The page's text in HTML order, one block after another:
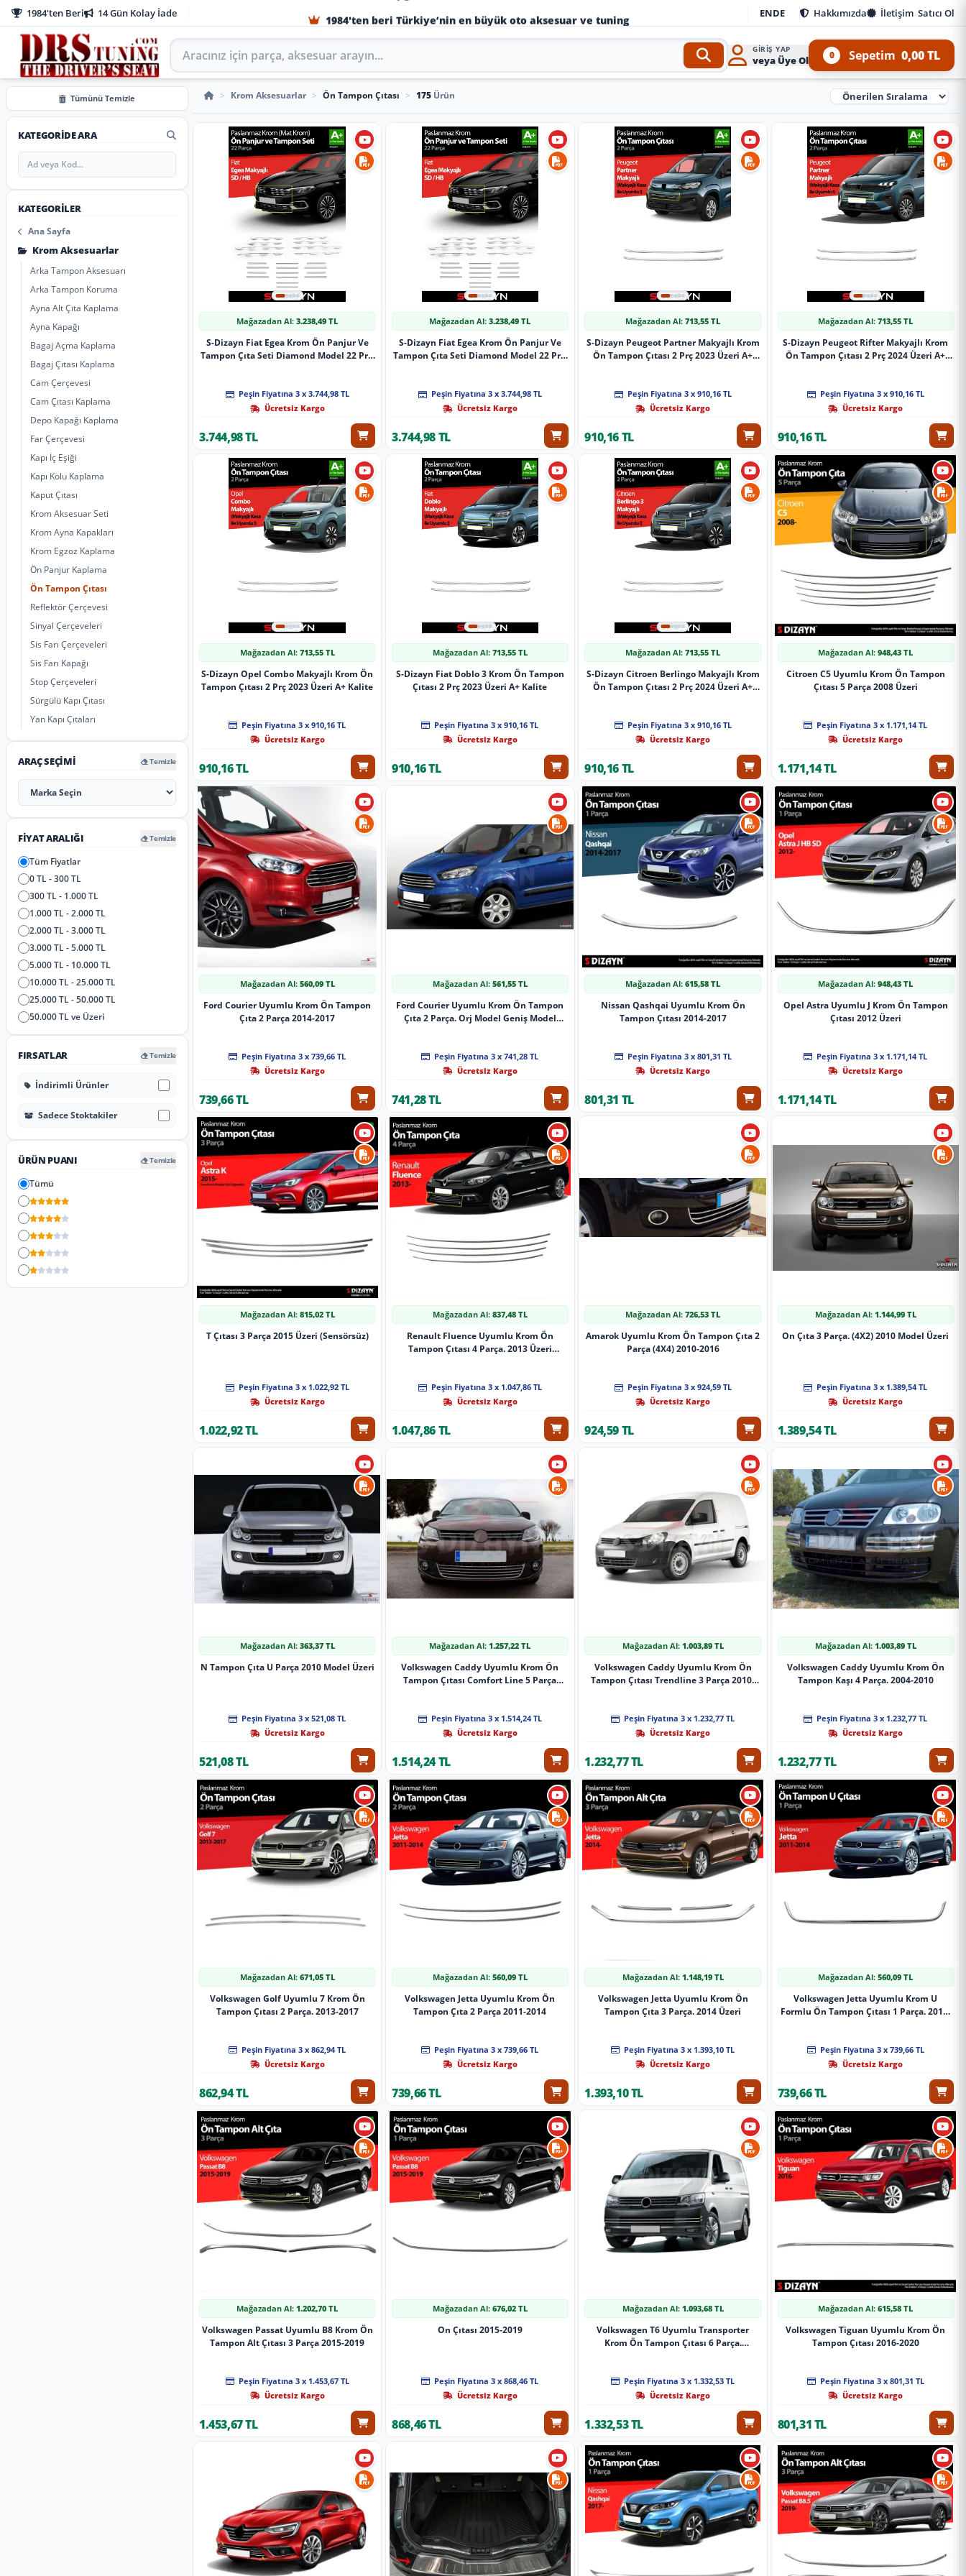
1984'ten Beri 14 Gün Kolay İade 1984'ten beri Türkiye’nin en büyük oto aksesuar ve tuning ENDE Hakkımızda İletişim Satıcı Ol
Aracınız için parça arayın
GIRIŞ YAP
veya Üye Ol 0 Sepetim 0,00 TL
Tümünü Temizle
KATEGORIDE ARA
KATEGORILER
Ana Sayfa
Krom Aksesuarlar
Arka Tampon Aksesuarı
Arka Tampon Koruma
Ayna Alt Çıta Kaplama
Ayna Kapağı
Bagaj Açma Kaplama
Bagaj Çıtası Kaplama
Cam Çerçevesi
Cam Çıtası Kaplama
Depo Kapağı Kaplama
Far Çerçevesi
Kapı İç Eşiği
Kapı Kolu Kaplama
Kaput Çıtası
Krom Aksesuar Seti
Krom Ayna Kapakları
Krom Egzoz Kaplama
Ön Panjur Kaplama
Ön Tampon Çıtası
Reflektör Çerçevesi
Sinyal Çerçeveleri
Sis Farı Çerçeveleri
Sis Farı Kapağı
Stop Çerçeveleri
Sürgülü Kapı Çıtası
Yan Kapı Çıtaları
ARAÇ SEÇIMI Temizle
FIYAT ARALIĞI Temizle
Tüm Fiyatlar
0 TL - 300 TL
300 TL - 1.000 TL
1.000 TL - 2.000 TL
2.000 TL - 3.000 TL
3.000 TL - 5.000 TL
5.000 TL - 10.000 TL
10.000 TL - 25.000 TL
25.000 TL - 50.000 TL
50.000 TL ve Üzeri
FIRSATLAR Temizle
İndirimli Ürünler
Sadece Stoktakiler
ÜRÜN PUANI Temizle
Tümü
5 Yıldız
4 Yıldız
3 Yıldız
2 Yıldız
1 Yıldız
> Krom Aksesuarlar > Ön Tampon Çıtası > 175 Ürün Ürünleri Sırala
Mağazadan Al:3.238,49 TL
S-Dizayn Fiat Egea Krom Ön Panjur Ve
Tampon Çıta Seti Diamond Model 22 Prç.
Peşin Fiyatına 3 x 3.744,98 TL
Ücretsiz Kargo
3.744,98 TL
Mağazadan Al:3.238,49 TL
S-Dizayn Fiat Egea Krom Ön Panjur Ve
Tampon Çıta Seti Diamond Model 22 Prç.
Peşin Fiyatına 3 x 3.744,98 TL
Ücretsiz Kargo
3.744,98 TL
Mağazadan Al:713,55 TL
S-Dizayn Peugeot Partner Makyajlı Krom
Ön Tampon Çıtası 2 Prç 2023 Üzeri A+
Peşin Fiyatına 3 x 910,16 TL
Ücretsiz Kargo
910,16 TL
Mağazadan Al:713,55 TL
S-Dizayn Peugeot Rifter Makyajlı Krom
Ön Tampon Çıtası 2 Prç 2024 Üzeri A+
Peşin Fiyatına 3 x 910,16 TL
Ücretsiz Kargo
910,16 TL
Mağazadan Al: 713,55 TL
S-Dizayn Opel Combo Makyajlı Krom Ön
Tampon Çıtası 2 Prç 2023 Üzeri A+ Kalite
Peşin Fiyatına 3 x 910,16 TL
Ücretsiz Kargo
910,16 TL
Mağazadan Al: 713,55 TL
S-Dizayn Fiat Doblo 3 Krom Ön Tampon
Çıtası 2 Prç 2023 Üzeri A+ Kalite
Peşin Fiyatına 3 x 910,16 TL
Ücretsiz Kargo
910,16 TL
Mağazadan Al:713,55 TL
S-Dizayn Citroen Berlingo Makyajlı Krom
Ön Tampon Çıtası 2 Prç 2024 Üzeri A+
Peşin Fiyatına 3 x 910,16 TL
Ücretsiz Kargo
910,16 TL
Mağazadan Al:948,43 TL
Citroen C5 Uyumlu Krom Ön Tampon
Çıtası 5 Parça 2008 Üzeri
Peşin Fiyatına 3 x 1.171,14 TL
Ücretsiz Kargo
1.171,14 TL
Mağazadan Al: 560,09 TL
Ford Courier Uyumlu Krom Ön Tampon
Çıta 2 Parça 2014-2017
Peşin Fiyatına 3 x 739,66 TL
Ücretsiz Kargo
739,66 TL
Mağazadan Al: 561,55 TL
Ford Courier Uyumlu Krom Ön Tampon
Çıta 2 Parça. Orj Model Geniş Model
Peşin Fiyatına 3 x 741,28 TL
Ücretsiz Kargo
741,28 TL
Mağazadan Al:615,58 TL
Nissan Qashqai Uyumlu Krom Ön
Tampon Çıtası 2014-2017
Peşin Fiyatına 3 x 801,31 TL
Ücretsiz Kargo
801,31 TL
Mağazadan Al:948,43 TL
Opel Astra Uyumlu J Krom Ön Tampon
Çıtası 2012 Üzeri
Peşin Fiyatına 3 x 1.171,14 TL
Ücretsiz Kargo
1.171,14 TL
Mağazadan Al: 815,02 TL
T Çıtası 3 Parça 2015 Üzeri (Sensörsüz)
Peşin Fiyatına 3 x 1.022,92 TL
Ücretsiz Kargo
1.022,92 TL
Mağazadan Al: 837,48 TL
Renault Fluence Uyumlu Krom Ön
Tampon Çıtası 4 Parça. 2013 Üzeri
Peşin Fiyatına 3 x 1.047,86 TL
Ücretsiz Kargo
1.047,86 TL
Mağazadan Al:726,53 TL
Amarok Uyumlu Krom Ön Tampon Çıta 2
Parça (4X4) 2010-2016
Peşin Fiyatına 3 x 924,59 TL
Ücretsiz Kargo
924,59 TL
Mağazadan Al: 1.144,99 TL
On Çıta 3 Parça. (4X2) 2010 Model Üzeri
Peşin Fiyatına 3 x 1.389,54 TL
Ücretsiz Kargo
1.389,54 TL
Mağazadan Al: 363,37 TL
N Tampon Çıta U Parça 2010 Model Üzeri
Peşin Fiyatına 3 x 521,08 TL
Ücretsiz Kargo
521,08 TL
Mağazadan Al:1.257,22 TL
Volkswagen Caddy Uyumlu Krom Ön
Tampon Çıtası Comfort Line 5 Parça
Peşin Fiyatına 3 x 1.514,24 TL
Ücretsiz Kargo
1.514,24 TL
Mağazadan Al: 1.003,89 TL
Volkswagen Caddy Uyumlu Krom Ön
Tampon Çıtası Trendline 3 Parça 2010-
Peşin Fiyatına 3 x 1.232,77 TL
Ücretsiz Kargo
1.232,77 TL
Mağazadan Al: 1.003,89 TL
Volkswagen Caddy Uyumlu Krom Ön
Tampon Kaşı 4 Parça. 2004-2010
Peşin Fiyatına 3 x 1.232,77 TL
Ücretsiz Kargo
1.232,77 TL
Mağazadan Al: 671,05 TL
Volkswagen Golf Uyumlu 7 Krom Ön
Tampon Çıtası 2 Parça. 2013-2017
Peşin Fiyatına 3 x 862,94 TL
Ücretsiz Kargo
862,94 TL
Mağazadan Al: 560,09 TL
Volkswagen Jetta Uyumlu Krom Ön
Tampon Çıta 2 Parça 2011-2014
Peşin Fiyatına 3 x 739,66 TL
Ücretsiz Kargo
739,66 TL
Mağazadan Al: 1.148,19 TL
Volkswagen Jetta Uyumlu Krom Ön
Tampon Çıta 3 Parça. 2014 Üzeri
Peşin Fiyatına 3 x 1.393,10 TL
Ücretsiz Kargo
1.393,10 TL
Mağazadan Al:560,09 TL
Volkswagen Jetta Uyumlu Krom U
Formlu Ön Tampon Çıtası 1 Parça. 2011-
Peşin Fiyatına 3 x 739,66 TL
Ücretsiz Kargo
739,66 TL
Mağazadan Al:1.202,70 TL
Volkswagen Passat Uyumlu B8 Krom Ön
Tampon Alt Çıtası 3 Parça 2015-2019
Peşin Fiyatına 3 x 1.453,67 TL
Ücretsiz Kargo
1.453,67 TL
Mağazadan Al: 676,02 TL
On Çıtası 2015-2019
Peşin Fiyatına 3 x 868,46 TL
Ücretsiz Kargo
868,46 TL
Mağazadan Al: 1.093,68 TL
Volkswagen T6 Uyumlu Transporter
Krom Ön Tampon Çıtası 6 Parça.
Peşin Fiyatına 3 x 1.332,53 TL
Ücretsiz Kargo
1.332,53 TL
Mağazadan Al:615,58 TL
Volkswagen Tiguan Uyumlu Krom Ön
Tampon Çıtası 2016-2020
Peşin Fiyatına 3 x 801,31 TL
Ücretsiz Kargo
801,31 TL